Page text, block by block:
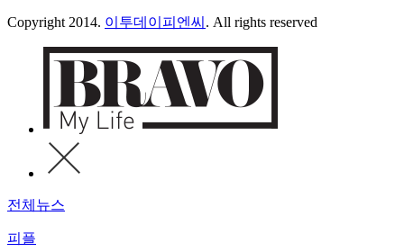
Copyright 2014. 이투데이피엔씨 . All rights reserved
전체뉴스
피플